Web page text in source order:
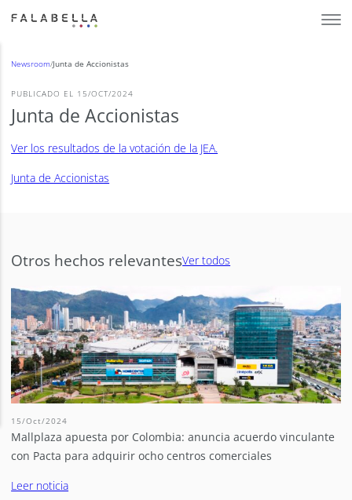
Newsroom/Junta de Accionistas
PUBLICADO EL 15/OCT/2024
Junta de Accionistas
Ver los resultados de la votación de la JEA.
Junta de Accionistas
Otros hechos relevantesVer todos
15/Oct/2024
Mallplaza apuesta por Colombia: anuncia acuerdo vinculante
con Pacta para adquirir ocho centros comerciales
Leer noticia